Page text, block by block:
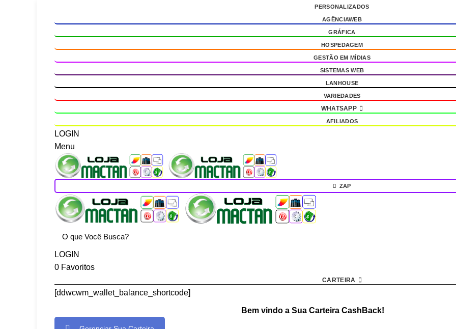
PERSONALIZADOS
AGÊNCIAWEB
GRÁFICA
HOSPEDAGEM
GESTÃO EM MÍDIAS
SISTEMAS WEB
LANHOUSE
VARIEDADES
WHATSAPP
AFILIADOS
LOGIN
Menu
ZAP
LOGIN
0 Favoritos
CARTEIRA
[ddwcwm_wallet_balance_shortcode]
Bem vindo a Sua Carteira CashBack!